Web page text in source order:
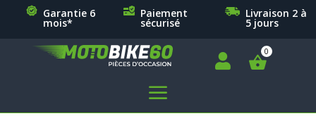
Garantie 6
mois*
Paiement
sécurisé
Livraison 2 à
5 jours

a